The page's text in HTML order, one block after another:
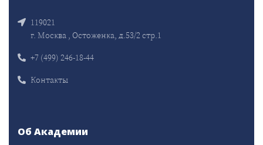
119021
г. Москва , Остоженка, д.53/2 стр.1
+7 (499) 246-18-44
Контакты
Об Академии